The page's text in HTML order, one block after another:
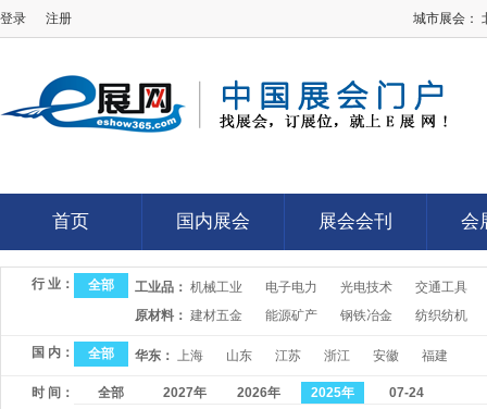
登录 注册 城市展会：
首页
首页
国内展会
国内展会
展会会刊
展会会刊
会
会
行 业： 全部 工业品： 机械工业 电子电力 光电技术
交通工具
原材料： 建材五金 能源矿产 钢铁冶金 纺织纺机
国 内： 全部 华东： 上海 山东 江苏 浙江 安徽 福建
时 间： 全部 2027年 2026年 2025年
07-24